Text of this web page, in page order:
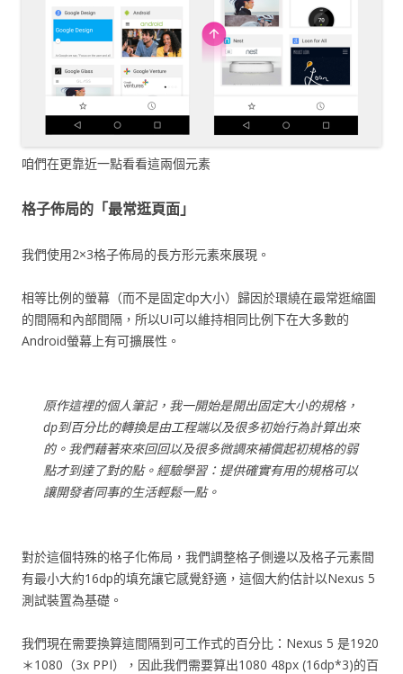
咱們在更靠近一點看看這兩個元素
格子佈局的「最常逛頁面」
我們使用2×3格子佈局的長方形元素來展現。
相等比例的螢幕（而不是固定dp大小）歸因於環繞在最常逛縮圖
的間隔和內部間隔，所以UI可以維持相同比例下在大多數的
Android螢幕上有可擴展性。
原作這裡的個人筆記，我一開始是開出固定大小的規格，
dp到百分比的轉換是由工程端以及很多初始行為計算出來
的。我們藉著來來回回以及很多微調來補償起初規格的弱
點才到達了對的點。經驗學習：提供確實有用的規格可以
讓開發者同事的生活輕鬆一點。
對於這個特殊的格子化佈局，我們調整格子側邊以及格子元素間
有最小大約16dp的填充讓它感覺舒適，這個大約估計以Nexus 5
測試裝置為基礎。
我們現在需要換算這間隔到可工作式的百分比：Nexus 5 是1920
＊1080（3x PPI），因此我們需要算出1080 48px (16dp*3)的百